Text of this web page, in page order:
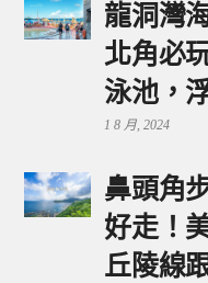
龍洞灣
北角必
泳池，
1 8 月, 2024
鼻頭角
好走！
丘陵線